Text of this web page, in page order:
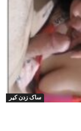
ساک زدن کیر